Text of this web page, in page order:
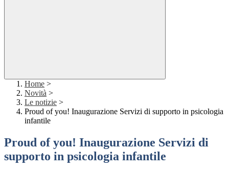
Home >
Novità >
Le notizie >
Proud of you! Inaugurazione Servizi di supporto in psicologia
infantile
Proud of you! Inaugurazione Servizi di
supporto in psicologia infantile